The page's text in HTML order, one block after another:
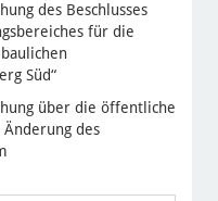
des Beschlusses
für die
Süd“
über die öffentliche
des